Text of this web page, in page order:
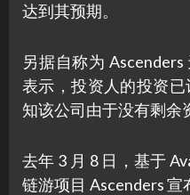
达到其预期。
另据自称为
表示，投资人的投资
知该公司由于没有剩余
去年 3 月 8 日，基于
链游项目 Ascenders